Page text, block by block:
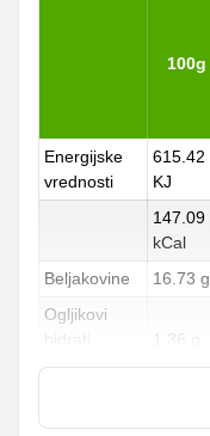
100g
Energijske
vrednosti
615.42
KJ
147.09
kCal
Beljakovine 16.73 g
Ogljikovi
hidrati
1.36 g